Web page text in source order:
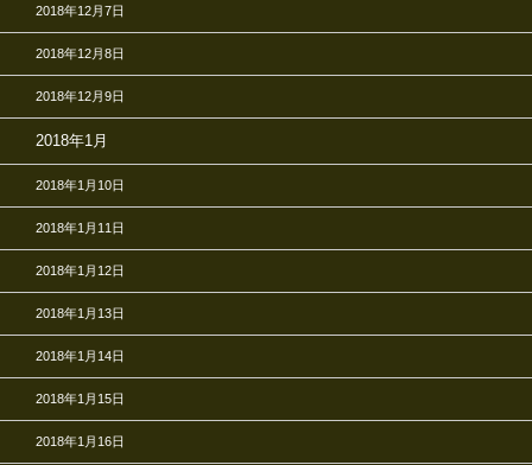
2018年12月7日
2018年12月8日
2018年12月9日
2018年1月
2018年1月10日
2018年1月11日
2018年1月12日
2018年1月13日
2018年1月14日
2018年1月15日
2018年1月16日